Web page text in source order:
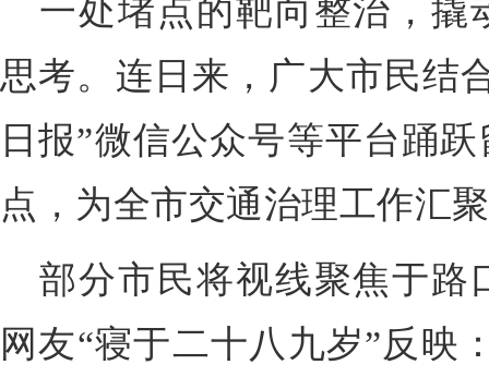
一处堵点的靶向整治，撬
思考。连日来，广大市民结
日报”微信公众号等平台踊
点，为全市交通治理工作汇
部分市民将视线聚焦于路
网友“寝于二十八九岁”反映